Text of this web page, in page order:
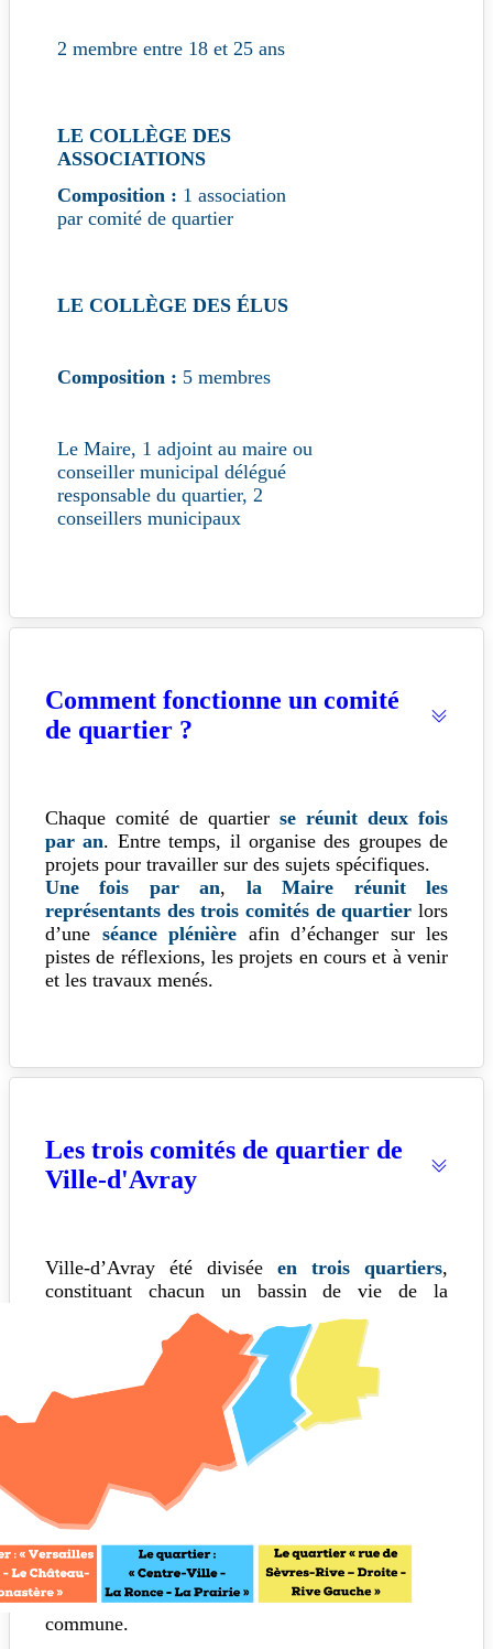
2 membre entre 18 et 25 ans
LE COLLÈGE DES
ASSOCIATIONS
Composition : 1 association
par comité de quartier
LE COLLÈGE DES ÉLUS
Composition : 5 membres
Le Maire, 1 adjoint au maire ou
conseiller municipal délégué
responsable du quartier, 2
conseillers municipaux
Comment fonctionne un comité
de quartier ?
Chaque comité de quartier se réunit deux fois
par an. Entre temps, il organise des groupes de
projets pour travailler sur des sujets spécifiques.
Une fois par an, la Maire réunit les
représentants des trois comités de quartier lors
d’une séance plénière afin d’échanger sur les
pistes de réflexions, les projets en cours et à venir
et les travaux menés.
Les trois comités de quartier de
Ville-d'Avray
Ville-d’Avray été divisée en trois quartiers,
constituant chacun un bassin de vie dela
commune.